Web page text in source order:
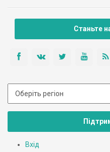
Станьте
Вхід